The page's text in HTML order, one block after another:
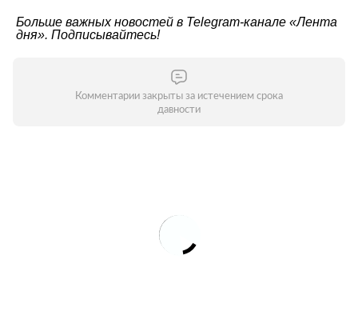
Больше важных новостей в Telegram-канале «Лента
дня». Подписывайтесь!
Комментарии закрыты за истечением срока
давности